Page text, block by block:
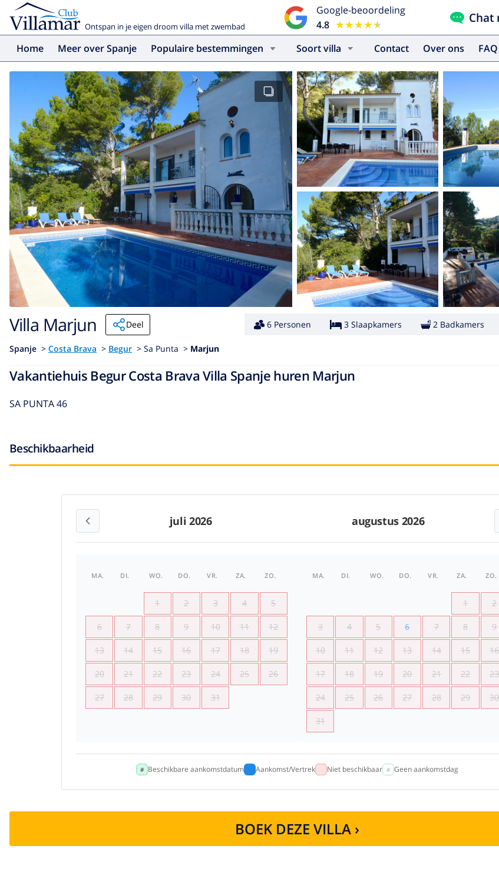
Ontspan in je eigen droom villa met zwembad
Google-beoordeling
4.8 ★★★★★
★★★★★ Chat
Home Meer over Spanje Populaire bestemmingen Soort villa Contact Over ons FAQ
Villa Marjun Deel 6 Personen 3 Slaapkamers 2 Badkamers
Spanje > Costa Brava > Begur > Sa Punta > Marjun
Vakantiehuis Begur Costa Brava Villa Spanje huren Marjun
SA PUNTA 46
Beschikbaarheid
juli 2026 augustus 2026
MA. DI. WO. DO. VR. ZA. ZO.
1 2 3 4 5
6 7 8 9 10 11 12
13 14 15 16 17 18 19
20 21 22 23 24 25 26
27 28 29 30 31
MA. DI. WO. DO. VR. ZA. ZO.
1 2
3 4 5 6 7 8 9
10 11 12 13 14 15 16
17 18 19 20 21 22 23
24 25 26 27 28 29 30
31
Beschikbare aankomstdatum Aankomst/Vertrek Niet beschikbaar Geen aankomstdag
BOEK DEZE VILLA ›